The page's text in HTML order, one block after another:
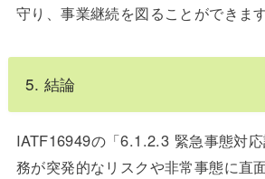
守り、事業継続を図ることができます
5. 結論
IATF16949の「6.1.2.3 緊急事態対
務が突発的なリスクや非常事態に直